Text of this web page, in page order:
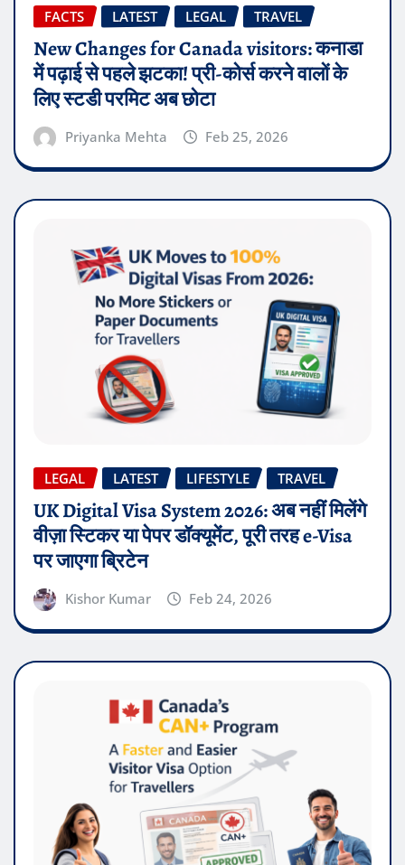
FACTS LATEST LEGAL TRAVEL
New Changes for Canada visitors: कनाडा
में पढ़ाई से पहले झटका! प्री-कोर्स करने वालों के
लिए स्टडी परमिट अब छोटा
Priyanka Mehta Feb 25, 2026
LEGAL LATEST LIFESTYLE TRAVEL
UK Digital Visa System 2026: अब नहीं मिलेंगे
वीज़ा स्टिकर या पेपर डॉक्यूमेंट, पूरी तरह e-Visa
पर जाएगा ब्रिटेन
Kishor Kumar Feb 24, 2026